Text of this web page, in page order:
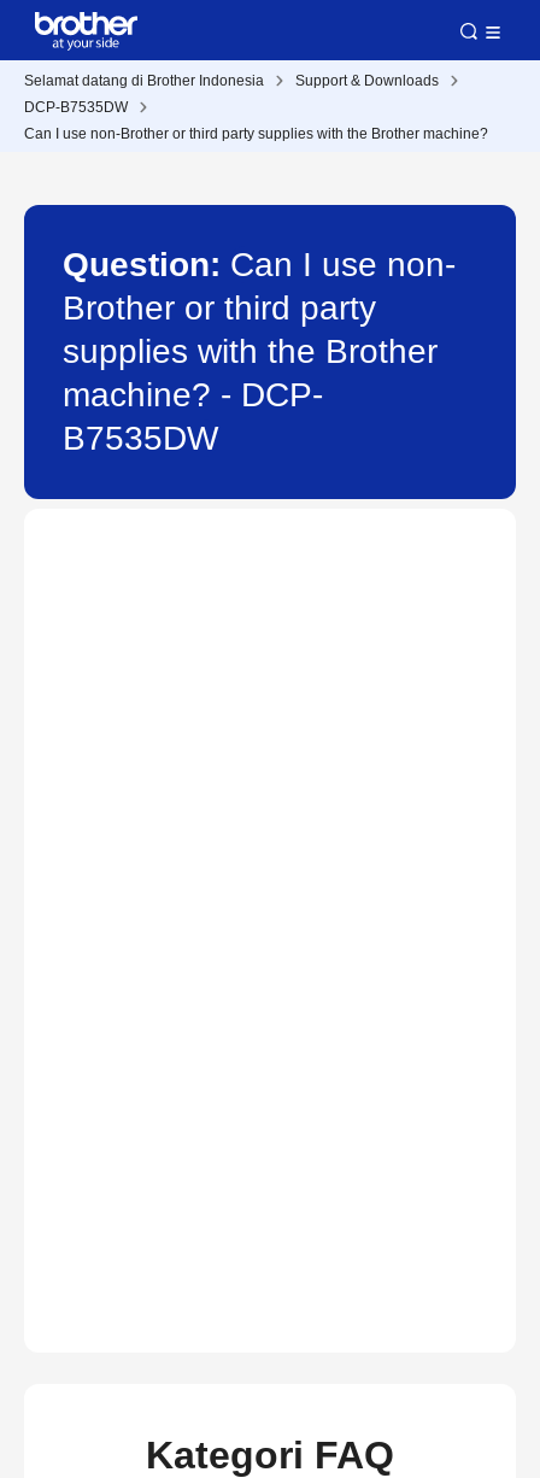
Selamat datang di Brother Indonesia
Support & Downloads
DCP-B7535DW
Can I use non-Brother or third party supplies with the Brother machine?
Question: Can I use non-
Brother or third party
supplies with the Brother
machine? - DCP-
B7535DW
Kategori FAQ